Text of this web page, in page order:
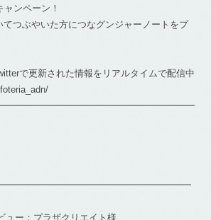
ンペーン！
てつぶやいた方につなグンジャーノートをプ
で更新された情報をリアルタイムで配信中
ュー：プラザクリエイト様